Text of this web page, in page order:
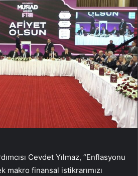
Cevdet Yılmaz, “Enflasyonu
makro finansal istikrarımızı